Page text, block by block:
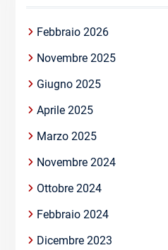
Febbraio 2026
Novembre 2025
Giugno 2025
Aprile 2025
Marzo 2025
Novembre 2024
Ottobre 2024
Febbraio 2024
Dicembre 2023